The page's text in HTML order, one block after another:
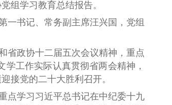
组学习教育总结报告。
一书记、常务副主席汪兴国，党组
省政协十二届五次会议精神，重点
工作实际认真贯彻省两会精神，
接党的二十大胜利召开。
点学习习近平总书记在中纪委十九